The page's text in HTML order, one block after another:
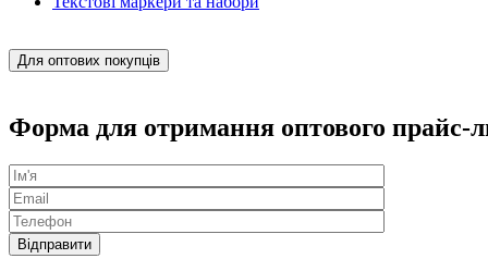
Для оптових покупців
Форма для отримання оптового прайс-